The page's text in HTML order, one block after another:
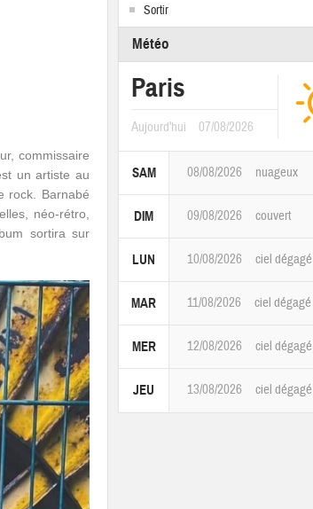
commissaire
un artiste au
rock. Barnabé
néo-rétro,
sortira sur
Sortir
Météo
Paris
Aujourd'hui 07/08/2026
SAM 08/08/2026 nuageux
DIM 09/08/2026 couvert
LUN 10/08/2026 ciel dégagé
MAR 11/08/2026 ciel dégagé
MER 12/08/2026 ciel dégagé
JEU 13/08/2026 ciel dégagé